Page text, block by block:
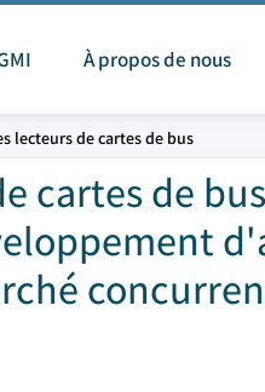
À propos de nous
lecteurs de cartes de bus
cartes de